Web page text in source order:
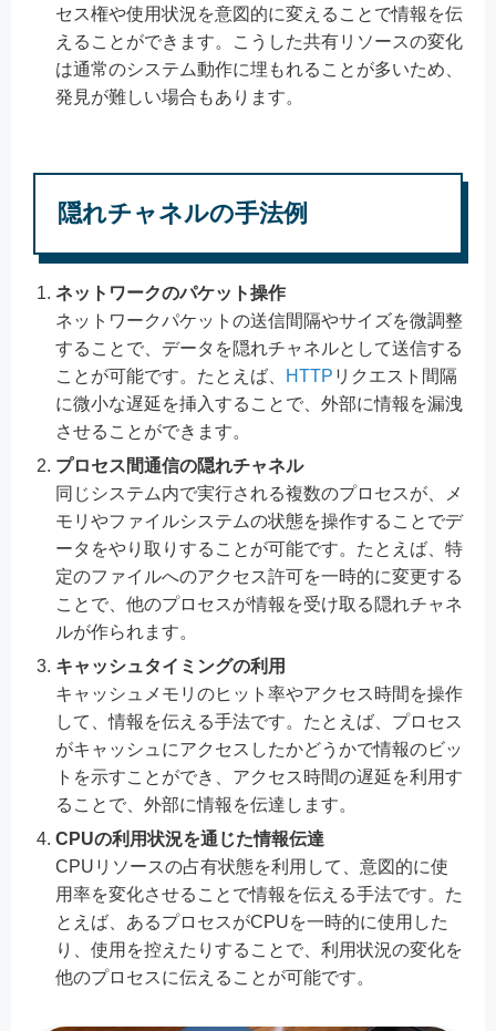
セス権や使用状況を意図的に変えることで情報を伝
えることができます。こうした共有リソースの変化
は通常のシステム動作に埋もれることが多いため、
発見が難しい場合もあります。
隠れチャネルの手法例
ネットワークのパケット操作
ネットワークパケットの送信間隔やサイズを微調整
することで、データを隠れチャネルとして送信する
ことが可能です。たとえば、
HTTP リクエスト間隔
に微小な遅延を挿入することで、外部に情報を漏洩
させることができます。
プロセス間通信の隠れチャネル
同じシステム内で実行される複数のプロセスが、メ
モリやファイルシステムの状態を操作することでデ
ータをやり取りすることが可能です。たとえば、特
定のファイルへのアクセス許可を一時的に変更する
ことで、他のプロセスが情報を受け取る隠れチャネ
ルが作られます。
キャッシュタイミングの利用
キャッシュメモリのヒット率やアクセス時間を操作
して、情報を伝える手法です。たとえば、プロセス
がキャッシュにアクセスしたかどうかで情報のビッ
トを示すことができ、アクセス時間の遅延を利用す
ることで、外部に情報を伝達します。
CPUの利用状況を通じた情報伝達
CPUリソースの占有状態を利用して、意図的に使
用率を変化させることで情報を伝える手法です。た
とえば、あるプロセスがCPUを一時的に使用した
り、使用を控えたりすることで、利用状況の変化を
他のプロセスに伝えることが可能です。